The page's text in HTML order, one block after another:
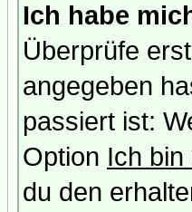
Ich habe
Überprüfe
angegeben
passiert ist:
Option Ich
du den